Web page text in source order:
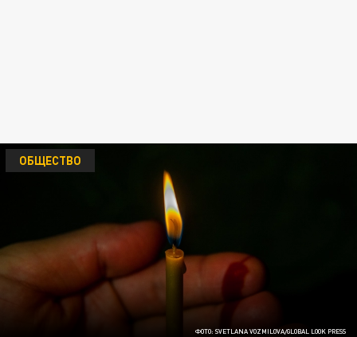
ФОТО: SVETLANA VOZMILOVA/GLOBAL LOOK PRESS
ОБЩЕСТВО